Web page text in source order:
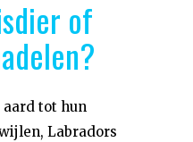
of
tot hun
Labradors